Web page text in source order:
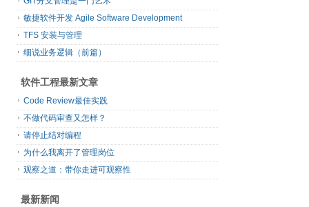
敏捷软件开发 Agile Software Development
TFS 安装与管理
细说业务逻辑（前篇）
软件工程最新文章
Code Review最佳实践
不做代码审查又怎样？
请停止结对编程
为什么我离开了管理岗位
观察之道：带你走进可观察性
最新新闻